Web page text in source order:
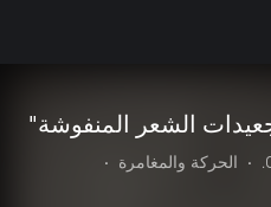
الشعر المنفوشة"
• الحركة والمغامرة
•